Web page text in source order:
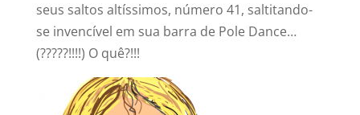
seus saltos altíssimos, número 41, saltitando-
se invencível em sua barra de Pole Dance…
(?????!!!!) O quê?!!!